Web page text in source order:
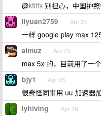
@kfitfk 别担心，中国护照
liyuan2759 Apr 25
一样 google play max
aimuz Apr 25
max 5x 的，目前用了一
bjy1 Apr 25
很奇怪同事用 uu 加速器
lyhiving Apr 26